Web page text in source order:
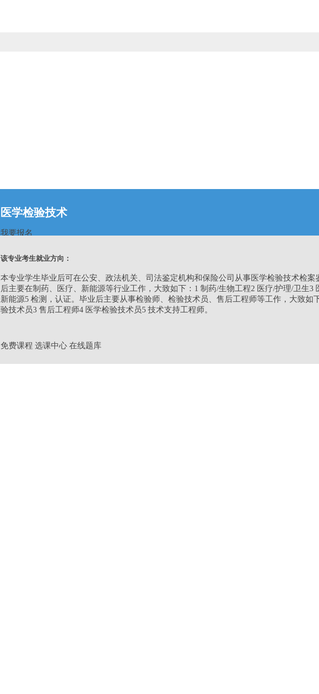
医学检验技术
我要报名
学习形式：业余
该专业考生就业方向：
本专业学生毕业后可在公安、政法机关、司法鉴定机构和保险公司从事医学检验技术检案
后主要在制药、医疗、新能源等行业工作，大致如下：1 制药/生物工程2 医疗/护理/卫生3
新能源5 检测，认证。毕业后主要从事检验师、检验技术员、售后工程师等工作，大致如
验技术员3 售后工程师4 医学检验技术员5 技术支持工程师。
免费课程 选课中心 在线题库